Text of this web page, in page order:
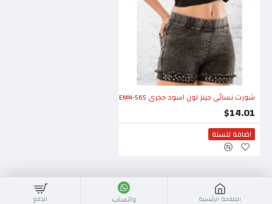
شورت نسائي جينز لون اسود حجري EMN-565
$14.01
اضافة للسلة
الصفحة الرئيسية واتسآب الدفع